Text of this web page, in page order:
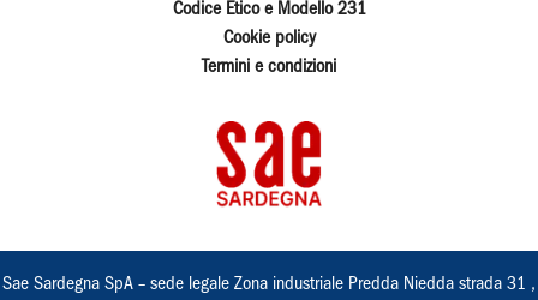
Codice Etico e Modello 231
Cookie policy
Termini e condizioni
Sae Sardegna SpA – sede legale Zona industriale Predda Niedda strada 31 ,